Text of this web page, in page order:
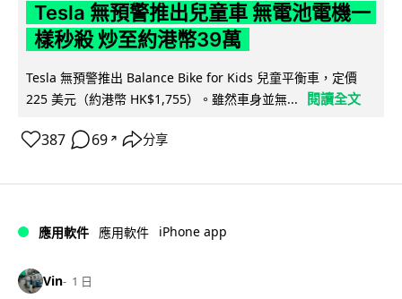
Tesla 無預警推出兒童車 無電池電機一
樣秒殺 炒至約港幣39萬
Tesla 無預警推出 Balance Bike for Kids 兒童平衡車，定價
225 美元（約港幣 HK$1,755）。雖然車身並無...
閱讀全文
387 69 ↗ 分享
應用軟件 應用軟件 iPhone app
Vin 1 日